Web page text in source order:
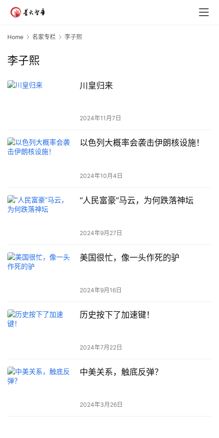
Home 名家专栏 李子熙
李子熙
川皇归来
2024年11月7日
以色列大概率会袭击伊朗核设施！
2024年10月4日
“人民富豪”马云，为何跌落神坛
2024年9月27日
美国很忙，像一头作死的驴
2024年9月16日
历史按下了加速键！
2024年7月22日
中美关系，触底反弹？
2024年3月26日